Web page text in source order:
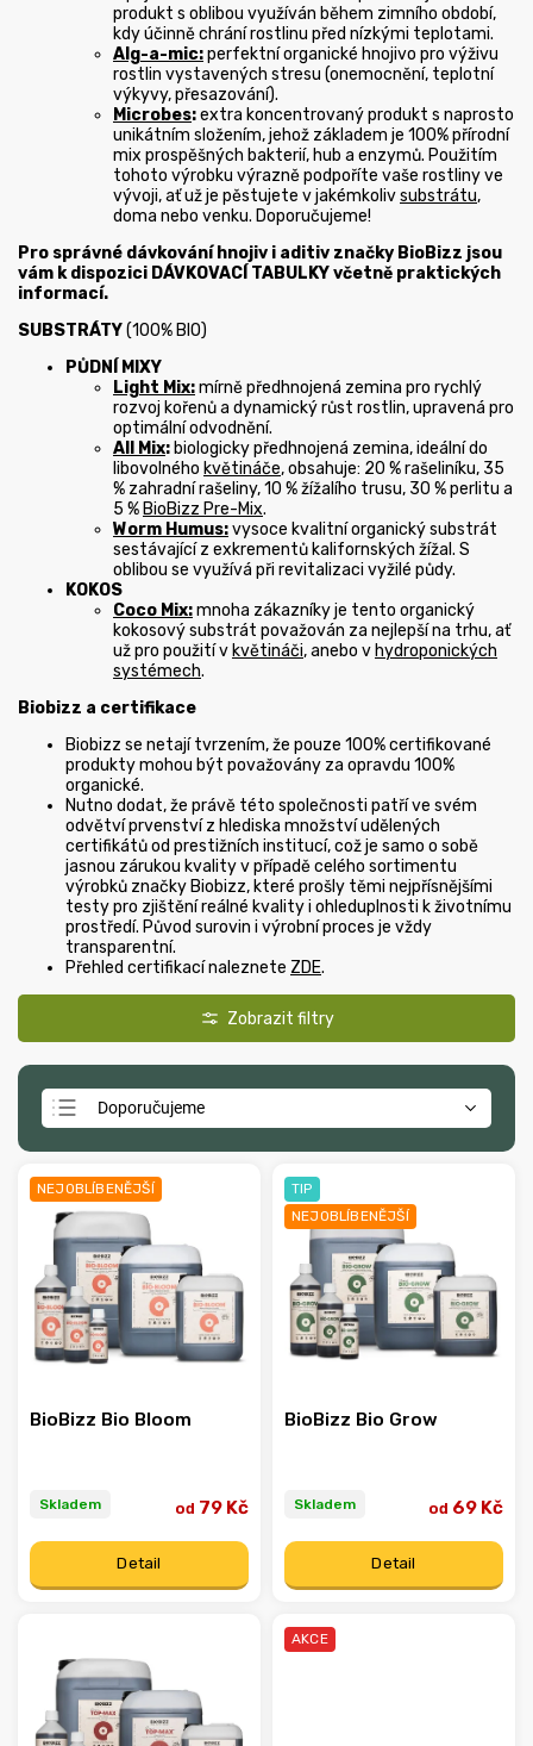
produkt s oblibou využíván během zimního období,
kdy účinně chrání rostlinu před nízkými teplotami.
Alg-a-mic:perfektní organické hnojivo pro výživu
rostlin vystavených stresu (onemocnění, teplotní
výkyvy, přesazování).
Microbes:extra koncentrovaný produkt s naprosto
unikátním složením, jehož základem je 100% přírodní
mix prospěšných bakterií, hub a enzymů. Použitím
tohoto výrobku výrazně podpoříte vaše rostliny ve
vývoji, ať už je pěstujete v jakémkolivsubstrátu,
doma nebo venku. Doporučujeme!
Pro správné dávkování hnojiv i aditiv značky BioBizz jsou
vám k dispozici DÁVKOVACÍ TABULKYvčetně praktických
informací.
SUBSTRÁTY(100% BIO)
PŮDNÍ MIXY
Light Mix:mírně předhnojená zemina pro rychlý
rozvoj kořenů a dynamický růst rostlin, upravená pro
optimální odvodnění.
All Mix: biologicky předhnojená zemina, ideální do
libovolného květináče, obsahuje: 20 % rašeliníku, 35
% zahradní rašeliny, 10 % žížalího trusu, 30 % perlitu a
5 % BioBizz Pre-Mix.
Worm Humus:vysoce kvalitní organický substrát
sestávající z exkrementů kalifornských žížal. S
oblibou se využívá při revitalizaci vyžilé půdy.
KOKOS
Coco Mix:mnoha zákazníky je tento organický
kokosový substrát považován za nejlepší na trhu, ať
už pro použití v květináči, anebo v hydroponických
systémech.
Biobizz a certifikace
Biobizz se netají tvrzením, že pouze 100% certifikované
produkty mohou být považovány za opravdu 100%
organické.
Nutno dodat, že právě této společnosti patří ve svém
odvětví prvenství z hlediska množství udělených
certifikátů od prestižních institucí, což je samo o sobě
jasnou zárukou kvality v případě celého sortimentu
výrobků značky Biobizz, které prošly těmi nejpřísnějšími
testy pro zjištění reálné kvality i ohleduplnosti k životnímu
prostředí. Původ surovin i výrobní proces je vždy
transparentní.
Přehled certifikací naleznete ZDE.
Doporučujeme
Nejdražší
Nejprodávanější
Abecedně
NEJOBLÍBENĚJŠÍ
BioBizz Bio Bloom
Skladem od 79 Kč
Detail
TIP
NEJOBLÍBENĚJŠÍ
BioBizz Bio Grow
Skladem od 69 Kč
Detail
AKCE